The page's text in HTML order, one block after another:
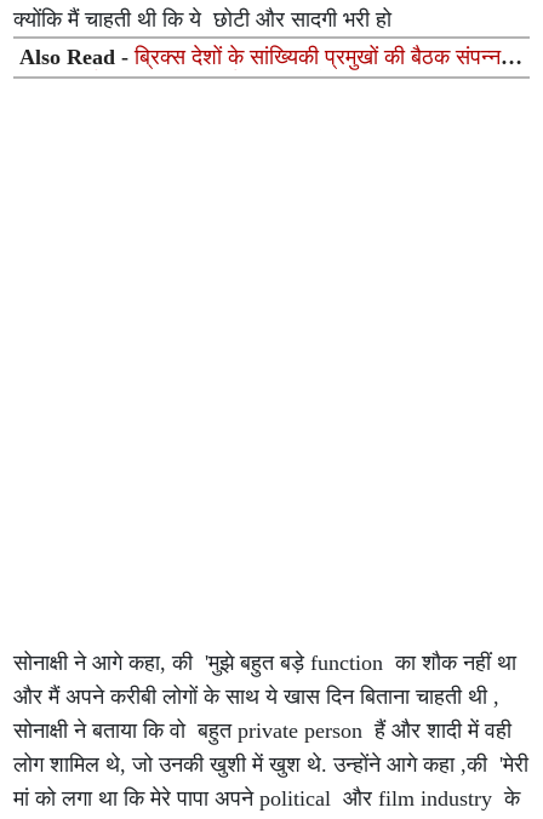
क्योंकि मैं चाहती थी कि ये छोटी और सादगी भरी हो
Also Read -ब्रिक्स देशों के सांख्यिकी प्रमुखों की बैठक संपन्न,
गुणवत्तापूर्ण आंकड़ों और एआई आधारित डेटा सिस्टम पर हुआ मंथन
सोनाक्षी ने आगे कहा, की 'मुझे बहुत बड़े function का शौक नहीं था
और मैं अपने करीबी लोगों के साथ ये खास दिन बिताना चाहती थी ,
सोनाक्षी ने बताया कि वो बहुत private person हैं और शादी में वही
लोग शामिल थे, जो उनकी खुशी में खुश थे. उन्होंने आगे कहा ,की 'मेरी
मां को लगा था कि मेरे पापा अपने political और film industry के